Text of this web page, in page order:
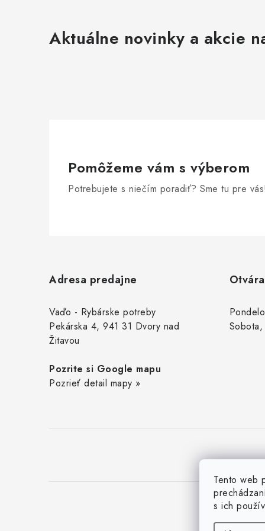
Tento web
s ich
Aktuálne novinky a akcie
Pomôžeme vám s výberom
Potrebujete s niečím poradiť? Sme tu pre vás!
Adresa predajne
Vaďo - Rybárske potreby
Pekárska 4, 941 31 Dvory nad
Žitavou
Pozrite si Google mapu
Pozrieť detail mapy »